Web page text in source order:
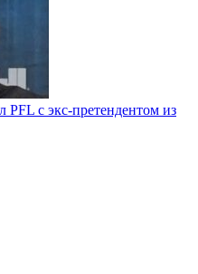
PFL с экс-претендентом из